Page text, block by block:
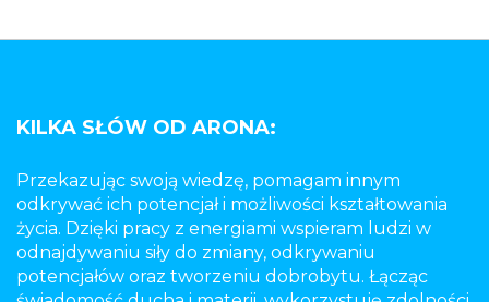
KILKA SŁÓW OD ARONA:
Przekazując swoją wiedzę, pomagam innym
odkrywać ich potencjał i możliwości kształtowania
życia. Dzięki pracy z energiami wspieram ludzi w
odnajdywaniu siły do zmiany, odkrywaniu
potencjałów oraz tworzeniu dobrobytu. Łącząc